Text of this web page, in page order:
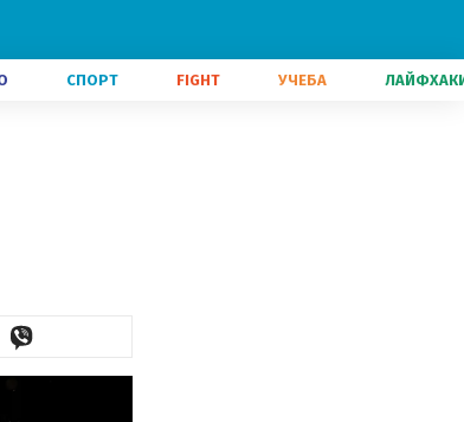
СПОРТ FIGHT УЧЕБА